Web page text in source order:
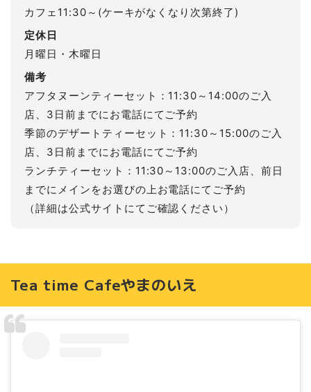
カフェ11:30～(ケーキがなくなり次第終了)
定休日
月曜日・木曜日
備考
アフタヌーンティーセット：11:30～14:00のご入
店、3日前までにお電話にてご予約
季節のデザートティーセット：11:30～15:00のご入
店、3日前までにお電話にてご予約
ランチティーセット：11:30～13:00のご入店、前日
までにメインをお選びの上お電話にてご予約
（詳細は公式サイトにてご確認ください）
Tea time Cafeやまのいえ